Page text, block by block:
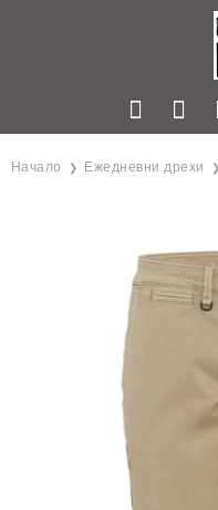
Начало Ежедневни дрехи